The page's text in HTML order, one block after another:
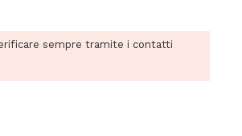
sempre tramite i contatti